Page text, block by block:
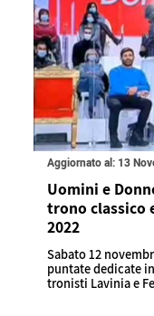
Aggiornato al: 13
Uomini e
trono classico
2022
Sabato 12
puntate dedicate
tronisti Lavinia e